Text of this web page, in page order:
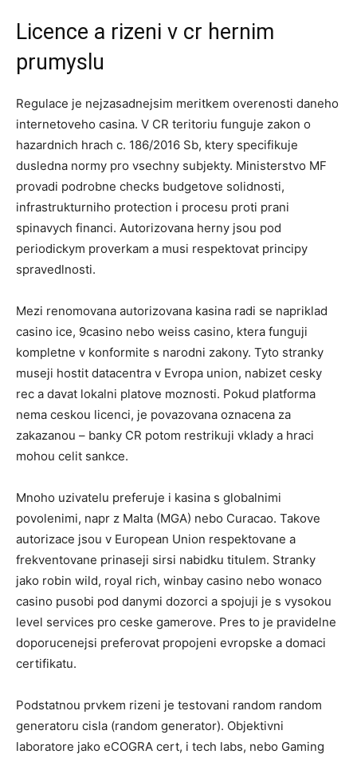
Licence a rizeni v cr hernim
prumyslu
Regulace je nejzasadnejsim meritkem overenosti daneho
internetoveho casina. V CR teritoriu funguje zakon o
hazardnich hrach c. 186/2016 Sb, ktery specifikuje
dusledna normy pro vsechny subjekty. Ministerstvo MF
provadi podrobne checks budgetove solidnosti,
infrastrukturniho protection i procesu proti prani
spinavych financi. Autorizovana herny jsou pod
periodickym proverkam a musi respektovat principy
spravedlnosti.
Mezi renomovana autorizovana kasina radi se napriklad
casino ice, 9casino nebo weiss casino, ktera funguji
kompletne v konformite s narodni zakony. Tyto stranky
museji hostit datacentra v Evropa union, nabizet cesky
rec a davat lokalni platove moznosti. Pokud platforma
nema ceskou licenci, je povazovana oznacena za
zakazanou – banky CR potom restrikuji vklady a hraci
mohou celit sankce.
Mnoho uzivatelu preferuje i kasina s globalnimi
povolenimi, napr z Malta (MGA) nebo Curacao. Takove
autorizace jsou v European Union respektovane a
frekventovane prinaseji sirsi nabidku titulem. Stranky
jako robin wild, royal rich, winbay casino nebo wonaco
casino pusobi pod danymi dozorci a spojuji je s vysokou
level services pro ceske gamerove. Pres to je pravidelne
doporucenejsi preferovat propojeni evropske a domaci
certifikatu.
Podstatnou prvkem rizeni je testovani random random
generatoru cisla (random generator). Objektivni
laboratore jako eCOGRA cert, i tech labs, nebo Gaming